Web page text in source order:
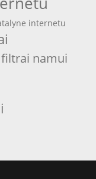
internetu
namui